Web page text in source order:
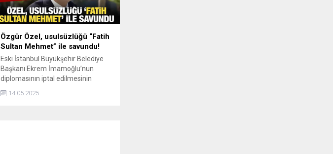
Özgür Özel, usulsüzlüğü “Fatih
Sultan Mehmet” ile savundu!
Eski İstanbul Büyükşehir Belediye
Başkanı Ekrem İmamoğlu’nun
diplomasının iptal edilmesinin
lideri Özgür Özel, Fatih Sultan
14.05.2025